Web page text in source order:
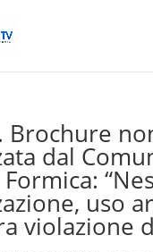
Brochure
dal
uso
violazione